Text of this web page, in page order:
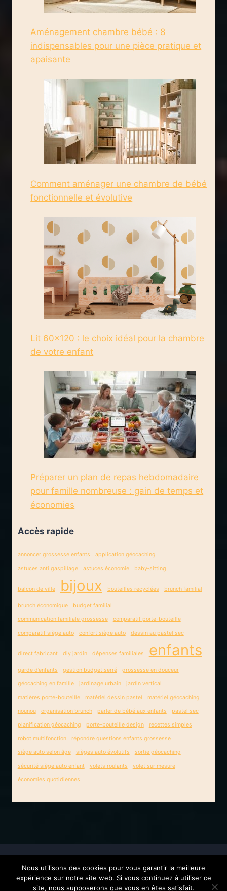
Aménagement chambre bébé : 8
indispensables pour une pièce pratique et
apaisante
Comment aménager une chambre de bébé
fonctionnelle et évolutive
Lit 60×120 : le choix idéal pour la chambre
de votre enfant
Préparer un plan de repas hebdomadaire
pour famille nombreuse : gain de temps et
économies
Accès rapide
annoncer grossesse enfants application géocaching
astuces anti gaspillage astuces économie baby‑sitting
balcon de ville bijoux bouteilles recyclées brunch familial
brunch économique budget familial
communication familiale grossesse comparatif porte-bouteille
comparatif siège auto confort siège auto dessin au pastel sec
direct fabricant diy jardin dépenses familiales enfants
garde d’enfants gestion budget serré grossesse en douceur
géocaching en famille jardinage urbain jardin vertical
matières porte-bouteille matériel dessin pastel matériel géocaching
nounou organisation brunch parler de bébé aux enfants pastel sec
planification géocaching porte-bouteille design recettes simples
robot multifonction répondre questions enfants grossesse
siège auto selon âge sièges auto évolutifs sortie géocaching
sécurité siège auto enfant volets roulants volet sur mesure
économies quotidiennes
© 2026 La famille Tingaud -Contact- Mentions
légales
Nous utilisons des cookies pour vous garantir la meilleure
expérience sur notre site web. Si vous continuez à utiliser ce
site, nous supposerons que vous en êtes satisfait.